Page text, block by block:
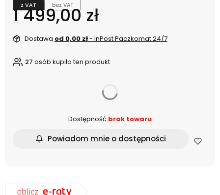
z VAT bez VAT
Cena
1 499,00 zł
Dostawa od 0,00 zł- InPost Paczkomat 24/7
27 osób kupiło ten produkt
Dostępność:brak towaru
Powiadom mnie o dostępności